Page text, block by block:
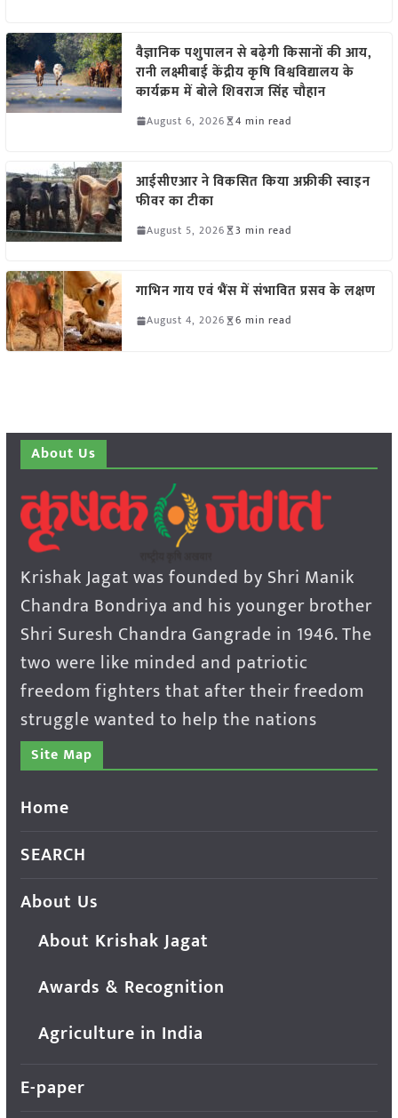
वैज्ञानिक पशुपालन से बढ़ेगी किसानों की आय,
रानी लक्ष्मीबाई केंद्रीय कृषि विश्वविद्यालय के
कार्यक्रम में बोले शिवराज सिंह चौहान
August 6, 2026 4 min read
आईसीएआर ने विकसित किया अफ्रीकी स्वाइन
फीवर का टीका
August 5, 2026 3 min read
गाभिन गाय एवं भैंस में संभावित प्रसव के लक्षण
August 4, 2026 6 min read
About Us
Krishak Jagat was founded by Shri Manik
Chandra Bondriya and his younger brother
Shri Suresh Chandra Gangrade in 1946. The
two were like minded and patriotic
freedom fighters that after their freedom
struggle wanted to help the nations
Site Map
Home
SEARCH
About Us
About Krishak Jagat
Awards & Recognition
Agriculture in India
E-paper